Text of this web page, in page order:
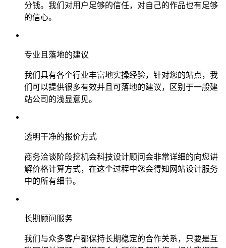
分钱。我们对用户足够的信任，对自己的作品也有足够
的信心。
专业且落地的建议
我们具有各个行业丰富地实操经验，针对您的站点，我
们可以提供很多有效并且可落地的建议，区别于一般建
站公司的浅显意见。
透明干净的报价方式
商务洽谈阶段挖机会科技设计顾问会非常详细的向您讲
解价格计算方式，在这个过程中您会得知网站设计服务
中的所有细节。
长期顾问服务
我们与众多客户都保持长期稳定的合作关系，只要是互